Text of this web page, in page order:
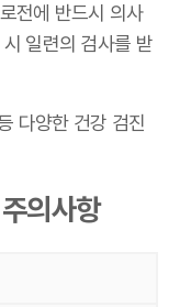
전에 반드시 의사
일련의 검사를 받
다양한 건강 검진
의사항